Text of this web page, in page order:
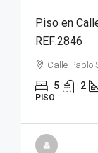
Piso en
REF:2846
Calle Pablo
5 2
PISO